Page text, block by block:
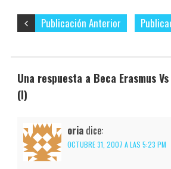
Publicación Anterior
Una respuesta a Beca Erasmus
(I)
oria dice:
OCTUBRE 31, 2007 A LAS 5:23 PM